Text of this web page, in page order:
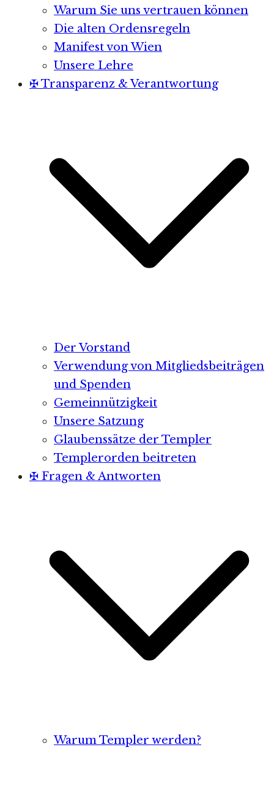
Warum Sie uns vertrauen können
Die alten Ordensregeln
Manifest von Wien
Unsere Lehre
✠ Transparenz & Verantwortung
Der Vorstand
Verwendung von Mitgliedsbeiträgen
und Spenden
Gemeinnützigkeit
Unsere Satzung
Glaubenssätze der Templer
Templerorden beitreten
✠ Fragen & Antworten
Warum Templer werden?